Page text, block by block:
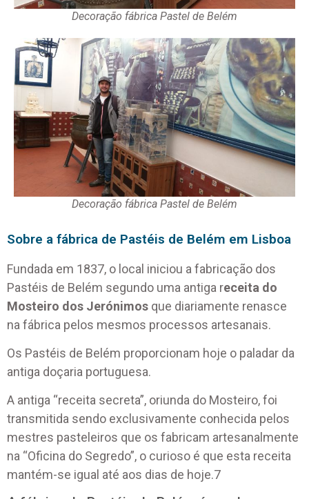
Decoração fábrica Pastel de Belém
Decoração fábrica Pastel de Belém
Sobre a fábrica de Pastéis de Belém em Lisboa
Fundada em 1837, o local iniciou a fabricação dos
Pastéis de Belém segundo uma antiga receita do
Mosteiro dos Jerónimos que diariamente renasce
na fábrica pelos mesmos processos artesanais.
Os Pastéis de Belém proporcionam hoje o paladar da
antiga doçaria portuguesa.
A antiga “receita secreta”, oriunda do Mosteiro, foi
transmitida sendo exclusivamente conhecida pelos
mestres pasteleiros que os fabricam artesanalmente
na “Oficina do Segredo”, o curioso é que esta receita
mantém-se igual até aos dias de hoje.7